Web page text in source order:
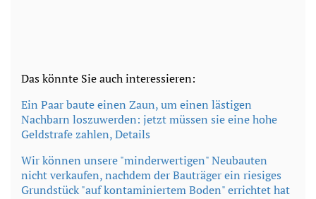
Das könnte Sie auch interessieren:
Ein Paar baute einen Zaun, um einen lästigen
Nachbarn loszuwerden: jetzt müssen sie eine hohe
Geldstrafe zahlen, Details
Wir können unsere "minderwertigen" Neubauten
nicht verkaufen, nachdem der Bauträger ein riesiges
Grundstück "auf kontaminiertem Boden" errichtet hat